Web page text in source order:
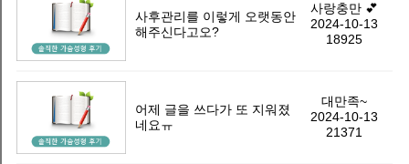
및
예
(02-
514-
사후관리를 이렇게 오랫동안
해주신다고오?
사랑충만 💕
2024-10-13
18925
어제 글을 쓰다가 또 지워졌
네요ㅠ
대만족~
2024-10-13
21371